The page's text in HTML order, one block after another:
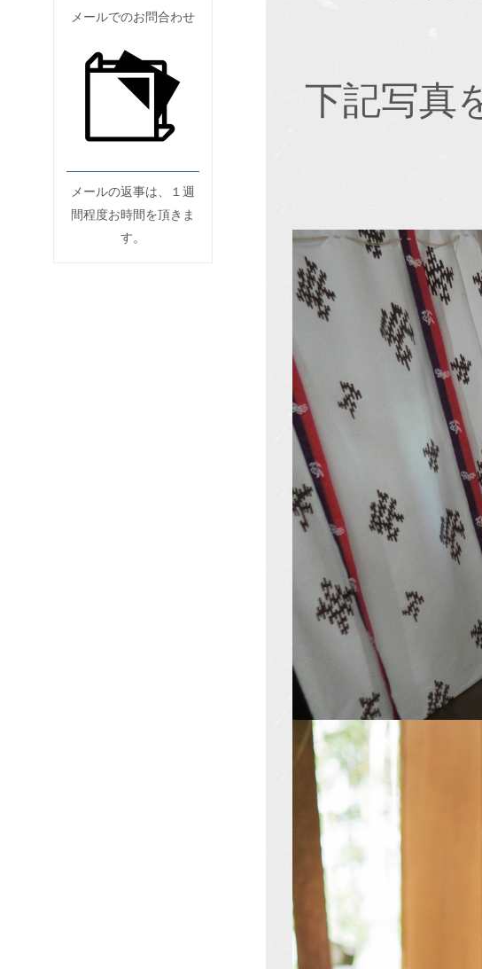
下記写真
メールでのお問合わせ
メールの返事は、１週
間程度お時間を頂きま
す。